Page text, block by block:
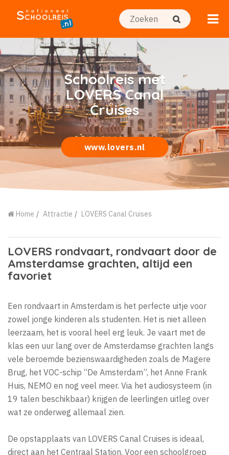
Schoolreis met
LOVERS Canal
Cruises
www.lovers.nl
Home Attractie LOVERS Canal Cruises
LOVERS rondvaart, rondvaart door de
Amsterdamse grachten, altijd een
favoriet
Een rondvaart in Amsterdam is het perfecte uitje voor
zowel jonge kinderen als studenten. Het is niet alleen
leerzaam, het is vooral heel erg leuk. Je vaart met de
klas een uur lang over de Amsterdamse grachten langs
vele beroemde bezienswaardigheden zoals de Magere
Brug, het VOC-schip “De Amsterdam”, het Anne Frank
Huis, NEMO en nog veel meer. Via het audiosysteem (in
19 talen beschikbaar) krijgen de leerlingen uitleg over
wat ze onderweg allemaal zien.
De opstapplaats van LOVERS Canal Cruises is ideaal,
direct aan het Centraal Station. Voor een schoolgroep